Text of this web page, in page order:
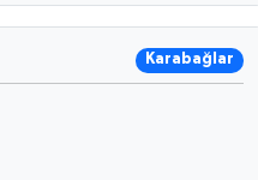
Karabağlar